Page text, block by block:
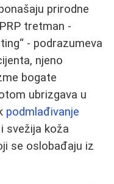
prirodne
tretman -
- podrazumeva
njeno
bogate
ubrizgava u
podmlađivanje
svežija koža
se oslobađaju iz